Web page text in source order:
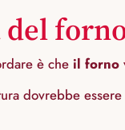
è che il forno
dovrebbe